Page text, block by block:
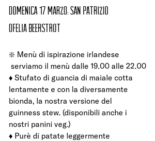
DOMENICA 17 marzo: SAN PATRIZIO
OFELIA BEERSTROT
❇️ Menù di ispirazione irlandese
serviamo il menù dalle 19.00 alle 22.00
♦️ Stufato di guancia di maiale cotta
lentamente e con la diversamente
bionda, la nostra versione del
guinness stew. (disponibili anche i
nostri panini veg.)
♦️ Purè di patate leggermente